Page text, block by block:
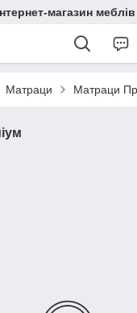
магазин
Матраци Матраци